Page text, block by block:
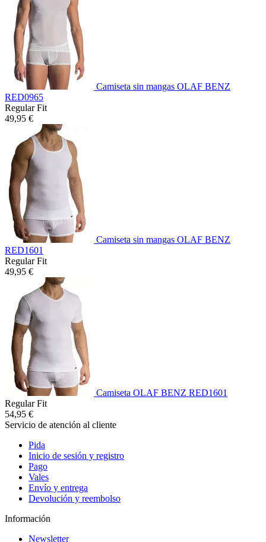
Camiseta sin mangas OLAF BENZ
RED0965
Regular Fit
49,95 €
Camiseta sin mangas OLAF BENZ
RED1601
Regular Fit
49,95 €
Camiseta OLAF BENZ RED1601
Regular Fit
54,95 €
Servicio de atención al cliente
Pida
Inicio de sesión y registro
Pago
Vales
Envío y entrega
Devolución y reembolso
Información
Newsletter